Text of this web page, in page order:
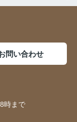
問い合わせ
時まで